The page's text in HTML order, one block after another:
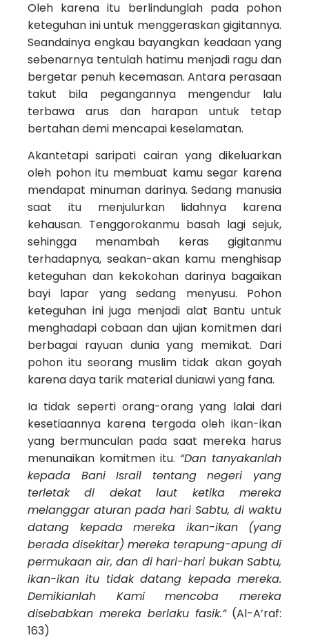
Oleh karena itu berlindunglah pada pohon
keteguhan ini untuk menggeraskan gigitannya.
Seandainya engkau bayangkan keadaan yang
sebenarnya tentulah hatimu menjadi ragu dan
bergetar penuh kecemasan. Antara perasaan
takut bila pegangannya mengendur lalu
terbawa arus dan harapan untuk tetap
bertahan demi mencapai keselamatan.
Akantetapi saripati cairan yang dikeluarkan
oleh pohon itu membuat kamu segar karena
mendapat minuman darinya. Sedang manusia
saat itu menjulurkan lidahnya karena
kehausan. Tenggorokanmu basah lagi sejuk,
sehingga menambah keras gigitanmu
terhadapnya, seakan-akan kamu menghisap
keteguhan dan kekokohan darinya bagaikan
bayi lapar yang sedang menyusu. Pohon
keteguhan ini juga menjadi alat Bantu untuk
menghadapi cobaan dan ujian komitmen dari
berbagai rayuan dunia yang memikat. Dari
pohon itu seorang muslim tidak akan goyah
karena daya tarik material duniawi yang fana.
Ia tidak seperti orang-orang yang lalai dari
kesetiaannya karena tergoda oleh ikan-ikan
yang bermunculan pada saat mereka harus
menunaikan komitmen itu. “Dan tanyakanlah
kepada Bani Israil tentang negeri yang
terletak di dekat laut ketika mereka
melanggar aturan pada hari Sabtu, di waktu
datang kepada mereka ikan-ikan (yang
berada disekitar) mereka terapung-apung di
permukaan air, dan di hari-hari bukan Sabtu,
ikan-ikan itu tidak datang kepada mereka.
Demikianlah Kami mencoba mereka
disebabkan mereka berlaku fasik.”(Al-A’raf:
163)